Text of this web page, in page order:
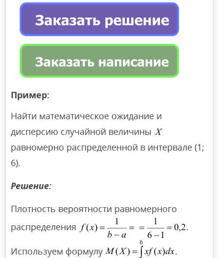
Пример:
Найти математическое ожидание и
дисперсию случайной величины
равномерно распределенной в интервале (1;
6).
Решение:
Плотность вероятности равномерного
распределения
.
Используем формулу
.